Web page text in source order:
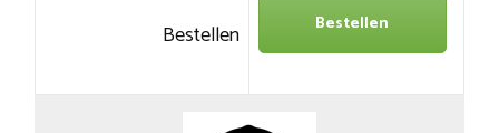
Bestellen Bestellen